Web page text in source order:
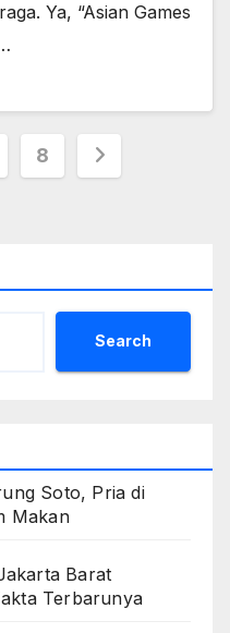
Ya, “Asian Games
8
Search
Soto, Pria di
Makan
Barat
Terbarunya